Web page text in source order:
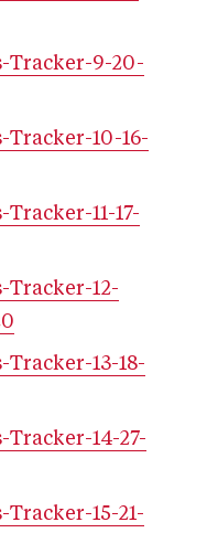
Tracker-9-20-
10-16-
11-17-
Tracker-12-
13-18-
14-27-
15-21-